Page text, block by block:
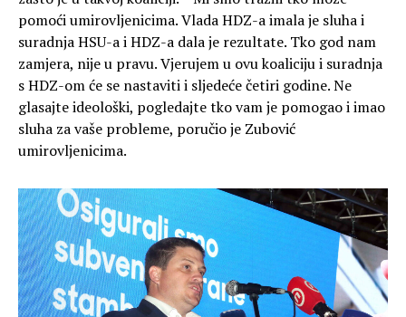
pomoći umirovljenicima. Vlada HDZ-a imala je sluha i
suradnja HSU-a i HDZ-a dala je rezultate. Tko god nam
zamjera, nije u pravu. Vjerujem u ovu koaliciju i suradnja
s HDZ-om će se nastaviti i sljedeće četiri godine. Ne
glasajte ideološki, pogledajte tko vam je pomogao i imao
sluha za vaše probleme, poručio je Zubović
umirovljenicima.